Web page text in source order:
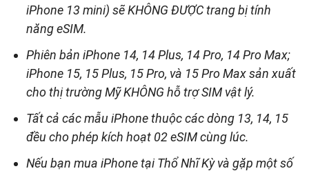
iPhone 13 mini) sẽ KHÔNG ĐƯỢC trang bị tính
năng eSIM.
Phiên bản iPhone 14, 14 Plus, 14 Pro, 14 Pro Max;
iPhone 15, 15 Plus, 15 Pro, và 15 Pro Max sản xuất
cho thị trường Mỹ KHÔNG hỗ trợ SIM vật lý.
Tất cả các mẫu iPhone thuộc các dòng 13, 14, 15
đều cho phép kích hoạt 02 eSIM cùng lúc.
Nếu bạn mua iPhone tại Thổ Nhĩ Kỳ và gặp một số